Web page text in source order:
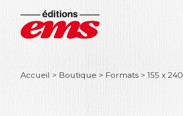
Accueil > Boutique > Formats > 155 x 240